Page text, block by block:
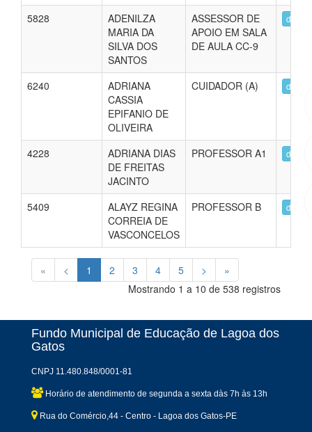
5828
ADENILZA
MARIA DA
SILVA DOS
SANTOS
ASSESSOR DE
APOIO EM SALA
DE AULA CC-9
6240
ADRIANA
CASSIA
EPIFANIO DE
OLIVEIRA
CUIDADOR (A)
4228
ADRIANA DIAS
DE FREITAS
JACINTO
PROFESSOR A1
5409
ALAYZ REGINA
CORREIA DE
VASCONCELOS
PROFESSOR B
« < 1 2 3 4 5 >
»
Mostrando 1 a 10 de 538 registros
Fundo Municipal de Educação de Lagoa dos
Gatos
CNPJ 11.480.848/0001-81
Horário de atendimento de segunda a sexta dàs 7h às 13h
Rua do Comércio,44 - Centro - Lagoa dos Gatos-PE